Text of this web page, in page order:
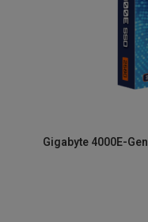
Gigabyte 4000E-